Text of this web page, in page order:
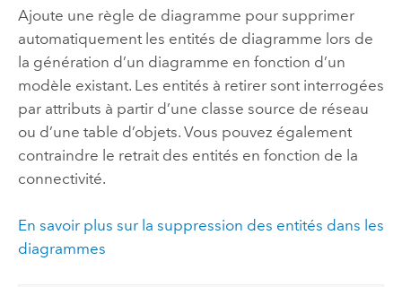
Ajoute une règle de diagramme pour supprimer
automatiquement les entités de diagramme lors de
la génération d’un diagramme en fonction d’un
modèle existant. Les entités à retirer sont interrogées
par attributs à partir d’une classe source de réseau
ou d’une table d’objets. Vous pouvez également
contraindre le retrait des entités en fonction de la
connectivité.
En savoir plus sur la suppression des entités dans les
diagrammes